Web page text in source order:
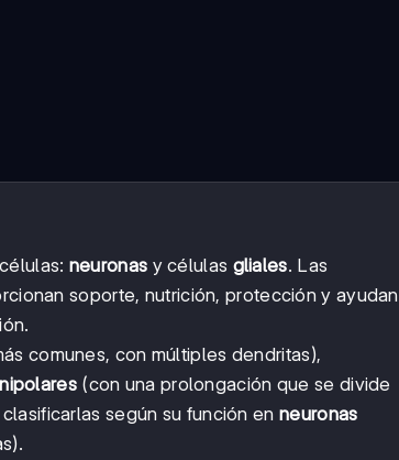
neuronas y células gliales. Las
soporte, nutrición, protección y ayudan
comunes, con múltiples dendritas),
(con una prolongación que se divide
según su función en neuronas